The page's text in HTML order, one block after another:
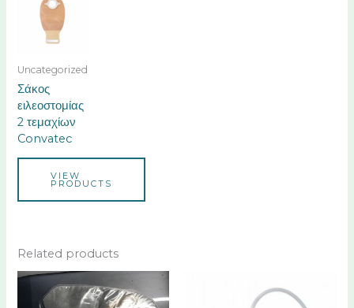
Uncategorized
Σάκος
ειλεοστομίας
2 τεμαχίων
Convatec
VIEW
PRODUCTS
Related products